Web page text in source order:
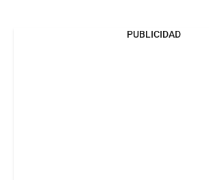
PUBLICIDAD